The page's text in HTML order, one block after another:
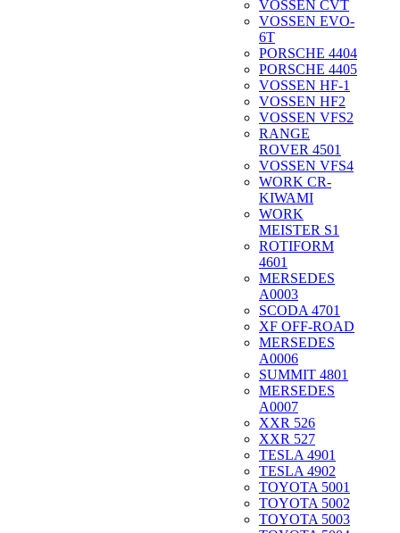
VOSSEN CVT
VOSSEN EVO-
6T
PORSCHE 4404
PORSCHE 4405
VOSSEN HF-1
VOSSEN HF2
VOSSEN VFS2
RANGE
ROVER 4501
VOSSEN VFS4
WORK CR-
KIWAMI
WORK
MEISTER S1
ROTIFORM
4601
MERSEDES
A0003
SCODA 4701
XF OFF-ROAD
MERSEDES
A0006
SUMMIT 4801
MERSEDES
A0007
XXR 526
XXR 527
TESLA 4901
TESLA 4902
TOYOTA 5001
TOYOTA 5002
TOYOTA 5003